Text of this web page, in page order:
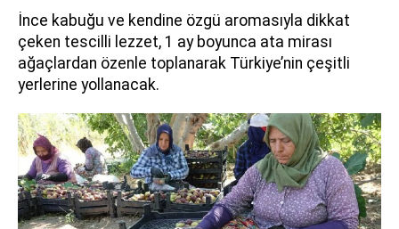
İnce kabuğu ve kendine özgü aromasıyla dikkat
çeken tescilli lezzet, 1 ay boyunca ata mirası
ağaçlardan özenle toplanarak Türkiye’nin çeşitli
yerlerine yollanacak.